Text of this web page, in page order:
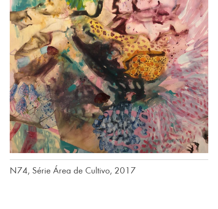
N74, Série Área de Cultivo, 2017